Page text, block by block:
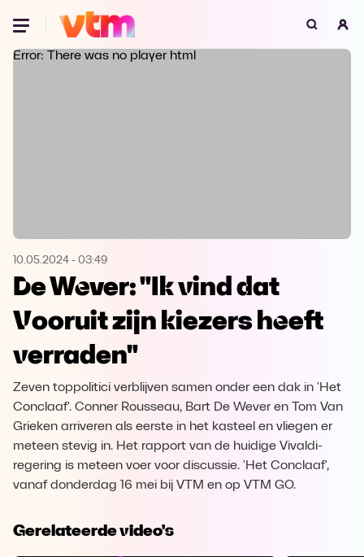
Oeps, browser niet ondersteund
Microsoft Edge Download
Opera Download
Error: There was no player html
10.05.2024 - 03:49
De Wever: "Ik vind dat
Vooruit zijn kiezers heeft
verraden"
Zeven toppolitici verblijven samen onder een dak in 'Het
Conclaaf'. Conner Rousseau, Bart De Wever en Tom Van
Grieken arriveren als eerste in het kasteel en vliegen er
meteen stevig in. Het rapport van de huidige Vivaldi-
regering is meteen voer voor discussie. 'Het Conclaaf',
vanaf donderdag 16 mei bij VTM en op VTM GO.
Gerelateerde video's